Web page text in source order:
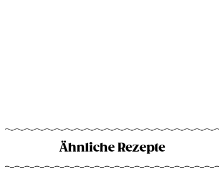
Ähnliche Rezepte